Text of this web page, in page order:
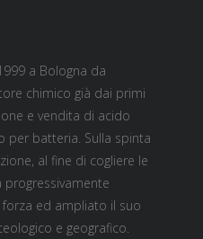
a Bologna da
chimico già dai primi
e vendita di acido
batteria. Sulla spinta
al fine di cogliere le
ed ampliato il suo
e geografico.